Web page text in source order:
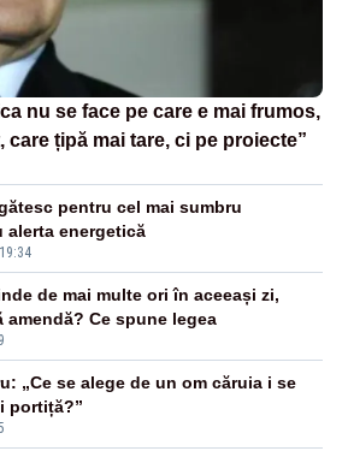
nu se face pe care e mai frumos,
care țipă mai tare, ci pe proiecte”
pentru cel mai sumbru
alerta energetică
de mai multe ori în aceeași zi,
Ce spune legea
„Ce se alege de un om căruia i se
portiță?”